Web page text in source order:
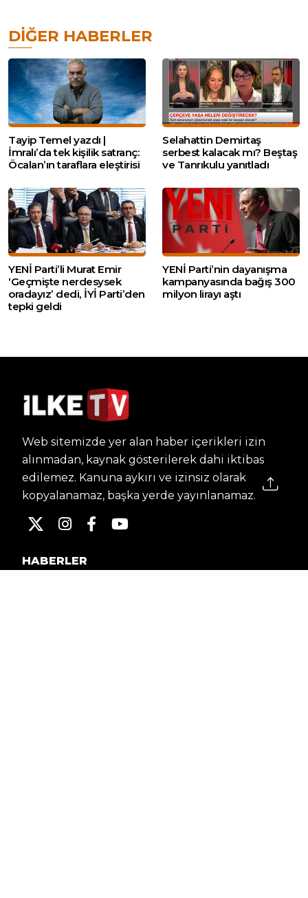
DIĞER HABERLER
Tayip Temel yazdı |
İmralı’da tek kişilik satranç:
Öcalan’ın taraflara eleştirisi
Selahattin Demirtaş
serbest kalacak mı? Beştaş
ve Tanrıkulu yanıtladı
YENİ Parti’li Murat Emir
‘Geçmişte nerdesysek
oradayız’ dedi, İYİ Parti’den
tepki geldi
YENİ Parti’nin dayanışma
kampanyasında bağış 300
milyon lirayı aştı
Web sitemizde yer alan haber içerikleri izin
alınmadan, kaynak gösterilerek dahi iktibas
edilemez. Kanuna aykırı ve izinsiz olarak
kopyalanamaz, başka yerde yayınlanamaz.
HABERLER